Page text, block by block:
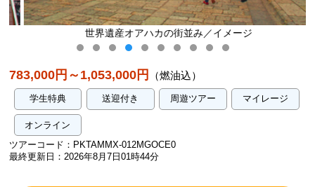
世界遺産オアハカの街並み／イメージ
783,000円～1,053,000円 （燃油込）
学生特典 送迎付き 周遊ツアー マイレージ
オンライン
ツアーコード：PKTAMMX-012MGOCE0
最終更新日：2026年8月7日01時44分